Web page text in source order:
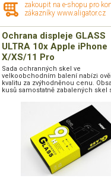
zakoupit na e-shopu pro
zákazníky www.aligator.cz
Ochrana displeje GLASS
ULTRA 10x Apple iPhone
X/XS/11 Pro
Sada ochranných skel ve
velkoobchodním balení nabízi
kvalitu za zvýhodněnou cenu.
kusů samostatně zabalených skel